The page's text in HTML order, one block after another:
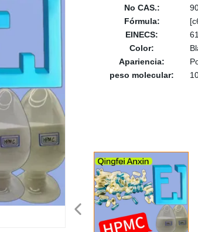
No CAS.:
Fórmula:
EINECS:
Color:
Apariencia:
peso molecular: